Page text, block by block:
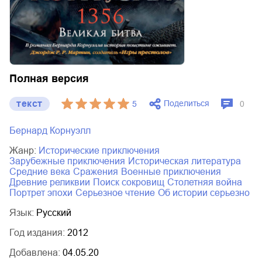
Полная версия
текст 5 Поделиться 0
Бернард Корнуэлл
Жанр:
исторические приключения
зарубежные приключения
историческая литература
Средние века
сражения
военные приключения
древние реликвии
поиск сокровищ
Столетняя война
портрет эпохи
серьезное чтение
об истории серьезно
Язык: Русский
Год издания: 2012
Добавлена: 04.05.20